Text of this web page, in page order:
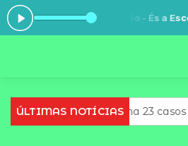
e Adoração - És a Escolhida
ÚLTIMAS NOTÍCIAS
confirma 23 casos de sarampo;